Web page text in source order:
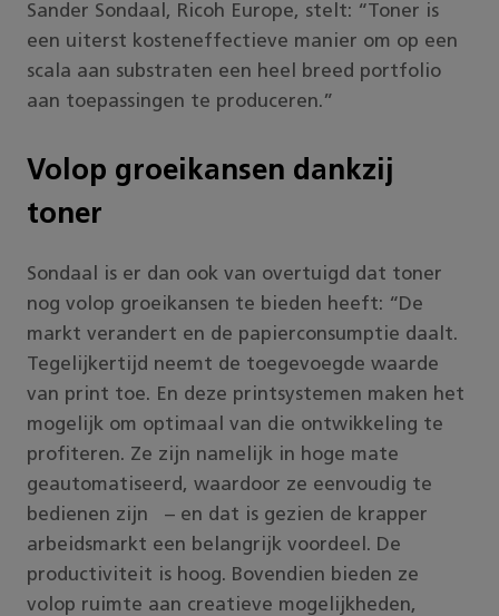
Sander Sondaal, Ricoh Europe, stelt: “Toner is
een uiterst kosteneffectieve manier om op een
scala aan substraten een heel breed portfolio
aan toepassingen te produceren.”
Volop groeikansen dankzij
toner
Sondaal is er dan ook van overtuigd dat toner
nog volop groeikansen te bieden heeft: “De
markt verandert en de papierconsumptie daalt.
Tegelijkertijd neemt de toegevoegde waarde
van print toe. En deze printsystemen maken het
mogelijk om optimaal van die ontwikkeling te
profiteren. Ze zijn namelijk in hoge mate
geautomatiseerd, waardoor ze eenvoudig te
bedienen zijn – en dat is gezien de krapper
arbeidsmarkt een belangrijk voordeel. De
productiviteit is hoog. Bovendien bieden ze
volop ruimte aan creatieve mogelijkheden,